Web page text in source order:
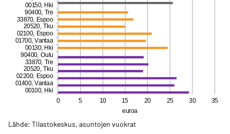
Lähde: Tilastokeskus, asuntojen vuokrat